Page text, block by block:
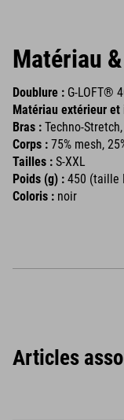
Matériau
Doublure : G-LOFT®
Matériau extérieur
Bras : Techno-
Corps : 75% mesh,
Tailles : S-XXL
Poids (g) : 450 (taille
Coloris : noir
Articles